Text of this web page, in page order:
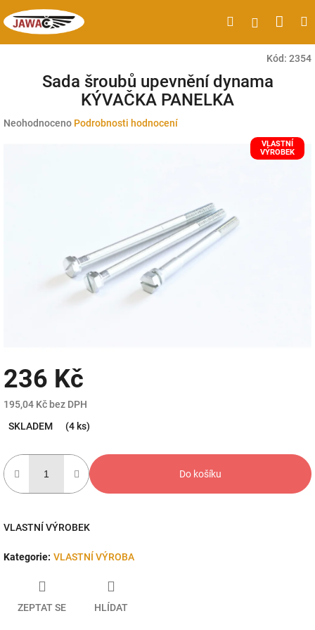
na
obsah
HledatPřihlášení
Kód: 2354
Sada šroubů upevnění dynama
KÝVAČKA PANELKA
Průměrné
Neohodnoceno Podrobnosti hodnocení
VLASTNÍ
VÝROBEK
236 Kč
195,04 Kč bez DPH
cena:
SKLADEM (4 ks)
Do košíku
VLASTNÍ VÝROBEK
Kategorie: VLASTNÍ VÝROBA
ZEPTAT SE HLÍDAT